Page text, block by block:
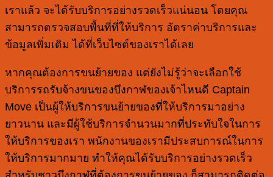
เราแล้ว จะได้รับบริการอย่างรวดเร็วแน่นอน โดยคุณ
สามารถตรวจสอบพื้นที่ที่ให้บริการ อัตราค่าบริการและ
ข้อมูลเพิ่มเติม ได้ที่เว็บไซต์ของเราได้เลย
หากคุณต้องการขนย้ายของ แต่ยังไม่รู้ว่าจะเลือกใช้
บริการรถรับจ้างขนของบึงกาฬของเจ้าไหนดี Captain
Move เป็นผู้ให้บริการขนย้ายของที่ให้บริการมาอย่าง
ยาวนาน และมีผู้ใช้บริการจำนวนมากที่ประทับใจในการ
ให้บริการของเรา พนักงานของเรามีประสบการณ์ในการ
ให้บริการมากมาย ทำให้คุณได้รับบริการอย่างรวดเร็ว